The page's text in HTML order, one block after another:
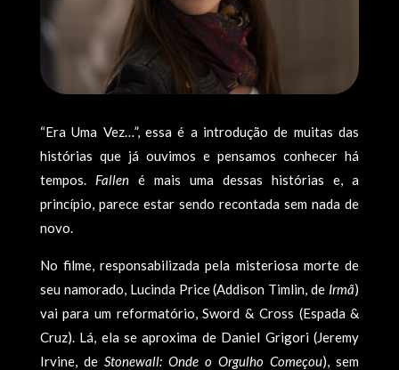
“Era Uma Vez…”, essa é a introdução de muitas das
histórias que já ouvimos e pensamos conhecer há
tempos. Fallené mais uma dessas histórias e, a
princípio, parece estar sendo recontada sem nada de
novo.
No filme, responsabilizada pela misteriosa morte de
seu namorado, Lucinda Price (Addison Timlin, de Irmã)
vai para um reformatório, Sword & Cross (Espada &
Cruz). Lá, ela se aproxima de Daniel Grigori (Jeremy
Irvine, de Stonewall: Onde o Orgulho Começou), sem